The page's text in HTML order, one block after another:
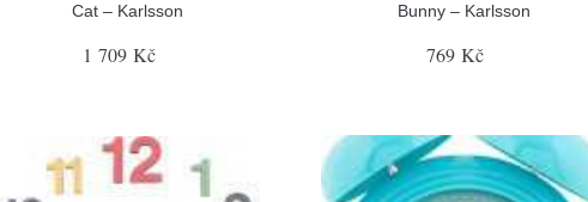
Cat – Karlsson
1 709 Kč
Bunny – Karlsson
769 Kč